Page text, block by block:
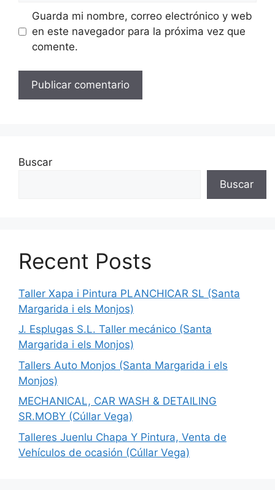
Guarda mi nombre, correo electrónico y web
en este navegador para la próxima vez que
comente.
Buscar
Buscar
Recent Posts
Taller Xapa i Pintura PLANCHICAR SL (Santa
Margarida i els Monjos)
J. Esplugas S.L. Taller mecánico (Santa
Margarida i els Monjos)
Tallers Auto Monjos (Santa Margarida i els
Monjos)
MECHANICAL, CAR WASH & DETAILING
SR.MOBY (Cúllar Vega)
Talleres Juenlu Chapa Y Pintura, Venta de
Vehículos de ocasión (Cúllar Vega)